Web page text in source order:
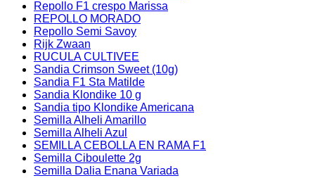
Repollo F1 crespo Marissa
REPOLLO MORADO
Repollo Semi Savoy
Rijk Zwaan
RUCULA CULTIVEE
Sandia Crimson Sweet (10g)
Sandia F1 Sta Matilde
Sandia Klondike 10 g
Sandia tipo Klondike Americana
Semilla Alheli Amarillo
Semilla Alheli Azul
SEMILLA CEBOLLA EN RAMA F1
Semilla Ciboulette 2g
Semilla Dalia Enana Variada